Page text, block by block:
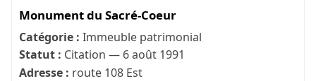
Monument du Sacré-Coeur
Catégorie : Immeuble patrimonial
Statut : Citation — 6 août 1991
Adresse : route 108 Est